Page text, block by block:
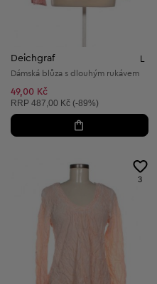
Deichgraf L
Dámská blůza s dlouhým rukávem
49,00 Kč
Doporučená cena:
RRP 487,00 Kč (-89%)
3